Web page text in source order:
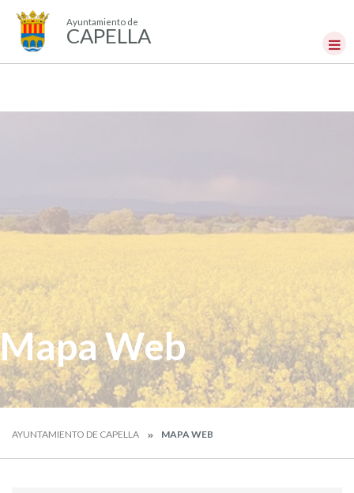
Ayuntamiento de
CAPELLA
Mapa Web
AYUNTAMIENTO DE CAPELLA MAPA WEB